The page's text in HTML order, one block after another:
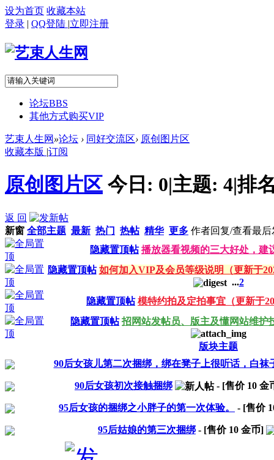
设为首页 收藏本站
登录 | QQ登陆 |立即注册
论坛BBS
其他方式购买VIP
艺束人生网 »论坛 › 同好交流区› 原创图片区
收藏本版 |订阅
原创图片区 今日: 0|主题: 4|排
返 回
新窗 全部主题 最新 热门 热帖 精华 更多 作者回复/查看最后
隐藏置顶帖 播放器看视频的三大好处，建
隐藏置顶帖 如何加入VIP及会员等级说明（更新于
...2
隐藏置顶帖 模特约拍及定拍事宜（更新于
隐藏置顶帖 招网站发帖员、版主及懂网站维护
版块主题
90后女孩儿第二次捆绑，绑在凳子上很听话，白袜
90后女孩初次接触捆绑 - [售价 10 金
95后女孩的捆绑之小胖子的第一次体验。 - [售价
95后姑娘的第三次捆绑 - [售价 10 金币]